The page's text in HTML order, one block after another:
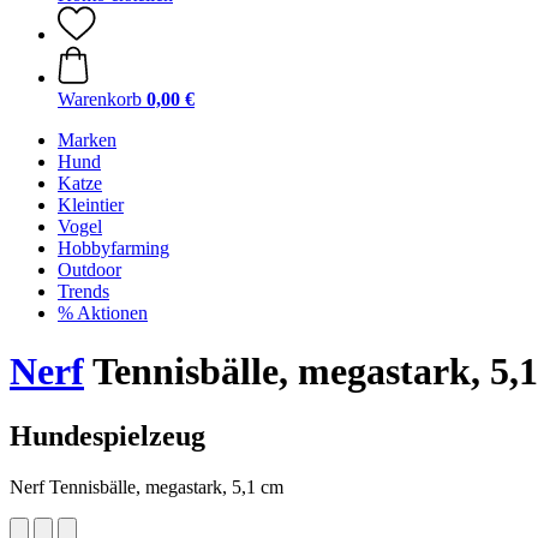
Warenkorb 0,00 €
Marken
Hund
Katze
Kleintier
Vogel
Hobbyfarming
Outdoor
Trends
% Aktionen
NerfTennisbälle, megastark,
Hundespielzeug
Nerf Tennisbälle, megastark, 5,1 cm